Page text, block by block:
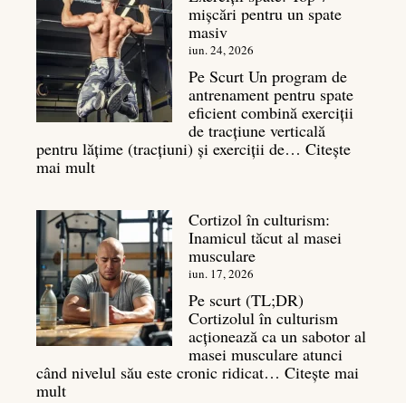
este
sa
cu
masa
musculară
mișcări pentru un spate
masiv
iun. 24, 2026
Pe Scurt Un program de
antrenament pentru spate
eficient combină exerciții
de tracțiune verticală
pentru lățime (tracțiuni) și exerciții de… Citește
mai mult:
Top
7
mișcări
pentru
un
spate
masiv
Cortizol în culturism:
Inamicul tăcut al masei
musculare
iun. 17, 2026
Pe scurt (TL;DR)
Cortizolul în culturism
acționează ca un sabotor al
masei musculare atunci
când nivelul său este cronic ridicat… Citește mai
mult: